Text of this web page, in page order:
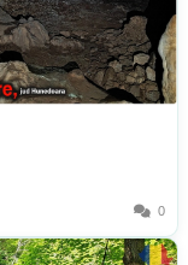
0